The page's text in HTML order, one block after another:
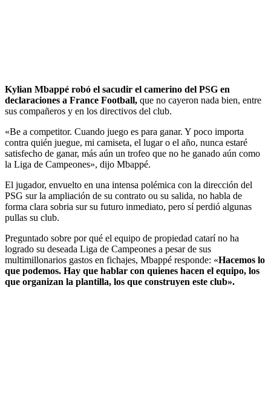
Kylian Mbappé robó el sacudir el camerino del PSG en
declaraciones a France Football, que no cayeron nada bien, entre
sus compañeros y en los directivos del club.
«Be a competitor. Cuando juego es para ganar. Y poco importa
contra quién juegue, mi camiseta, el lugar o el año, nunca estaré
satisfecho de ganar, más aún un trofeo que no he ganado aún como
la Liga de Campeones», dijo Mbappé.
El jugador, envuelto en una intensa polémica con la dirección del
PSG sur la ampliación de su contrato ou su salida, no habla de
forma clara sobria sur su futuro inmediato, pero sí perdió algunas
pullas su club.
Preguntado sobre por qué el equipo de propiedad catarí no ha
logrado su deseada Liga de Campeones a pesar de sus
multimillonarios gastos en fichajes, Mbappé responde: «Hacemos lo
que podemos. Hay que hablar con quienes hacen el equipo, los
que organizan la plantilla, los que construyen este club».